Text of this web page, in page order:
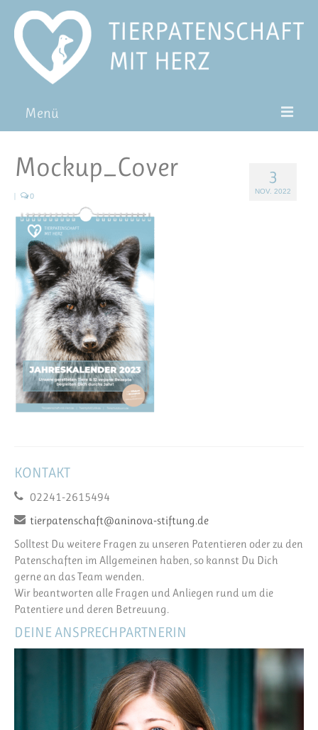
Menü
Pat*in werden
Patenschaft verschenken
Blog
FAQ
3
NOV. 2022
Mockup_Cover
| 0
KONTAKT
02241-2615494
tierpatenschaft@aninova-stiftung.de
Solltest Du weitere Fragen zu unseren Patentieren oder zu den
Patenschaften im Allgemeinen haben, so kannst Du Dich
gerne an das Team wenden.
Wir beantworten alle Fragen und Anliegen rund um die
Patentiere und deren Betreuung.
DEINE ANSPRECHPARTNERIN